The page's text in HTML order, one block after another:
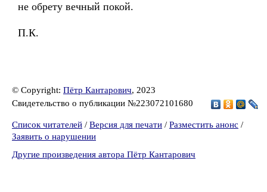
не обрету вечный покой.
П.К.
© Copyright: Пётр Кантарович, 2023
Свидетельство о публикации №223072101680
Список читателей / Версия для печати / Разместить анонс /
Заявить о нарушении
Другие произведения автора Пётр Кантарович